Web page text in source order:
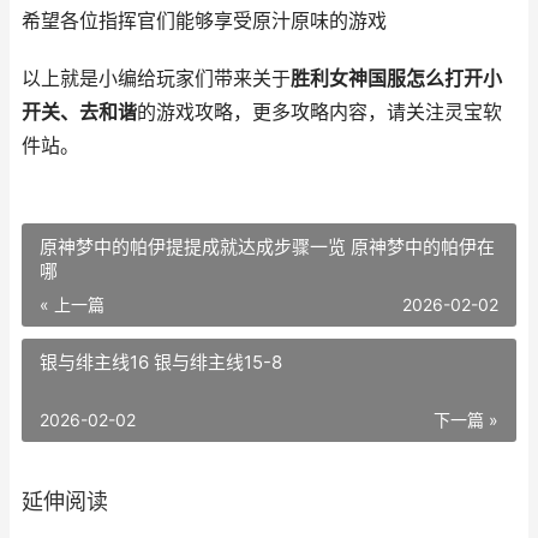
希望各位指挥官们能够享受原汁原味的游戏
以上就是小编给玩家们带来关于胜利女神国服怎么打开小
开关、去和谐的游戏攻略，更多攻略内容，请关注灵宝软
件站。
原神梦中的帕伊提提成就达成步骤一览 原神梦中的帕伊在
哪
« 上一篇 2026-02-02
银与绯主线16 银与绯主线15-8
下一篇 »
2026-02-02
延伸阅读